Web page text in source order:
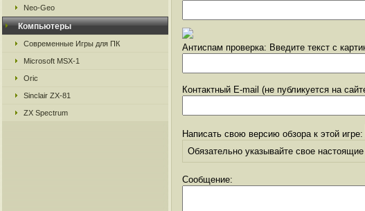
Neo-Geo
Компьютеры
Современные Игры для ПК
Microsoft MSX-1
Oric
Sinclair ZX-81
ZX Spectrum
Антиспам проверка: Введите текст с
Контактный E-mail (не публикуется на
Написать свою версию обзора к этой игре:
Обязательно указывайте свое
Сообщение: